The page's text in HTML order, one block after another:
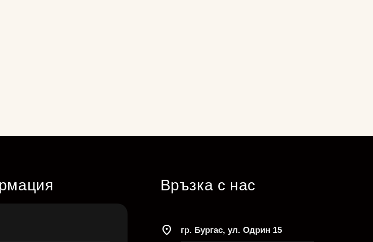
Връзка с нас
location_on гр. Бургас, ул. Одрин 15